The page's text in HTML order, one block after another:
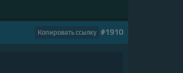
Копировать ссылку #1910